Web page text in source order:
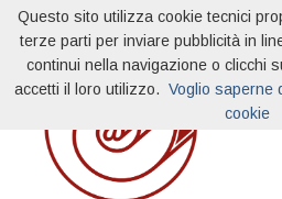
Questo sito utilizza cookie tecnici
terze parti per inviare pubblicità in
continui nella navigazione o clicchi
accetti il loro utilizzo. Voglio saperne
cookie